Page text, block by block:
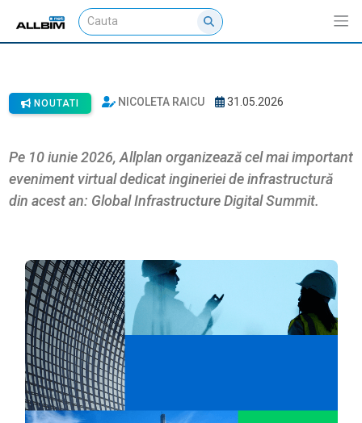
Global Infrastructure Digital
acolo.
NOUTATI NICOLETA RAICU 31.05.2026
Pe 10 iunie 2026, Allplan organizează cel mai important
eveniment virtual dedicat ingineriei de infrastructură
din acest an: Global Infrastructure Digital Summit.